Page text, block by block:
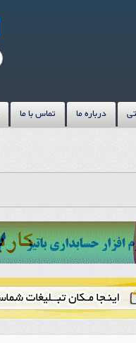
درباره ما تماس با ما